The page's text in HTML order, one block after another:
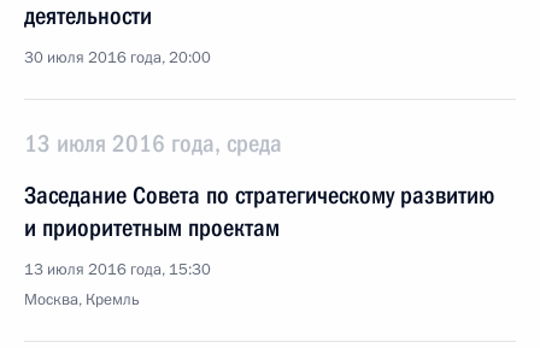
деятельности
30 июля 2016 года, 20:00
13 июля 2016 года, среда
Заседание Совета по стратегическому развитию
и приоритетным проектам
13 июля 2016 года, 15:30
Москва, Кремль